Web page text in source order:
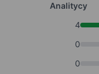
Analitycy
4
0
0